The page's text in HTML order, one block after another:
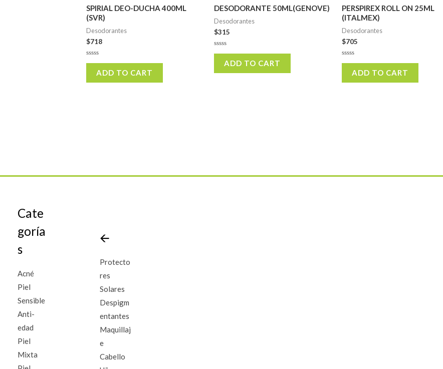
SPIRIAL DEO-DUCHA 400ML
(SVR)
Desodorantes
$718
Rated
ADD TO CART
DESODORANTE 50ML(GENOVE)
Desodorantes
$315
Rated
ADD TO CART
PERSPIREX ROLL ON 25ML
(ITALMEX)
Desodorantes
$705
Rated
ADD TO CART
Cate
goría
s
Acné
Piel
Sensible
Anti-
edad
Piel
Mixta
🡨
Protecto
res
Solares
Despigm
entantes
Maquillaj
e
Cabello